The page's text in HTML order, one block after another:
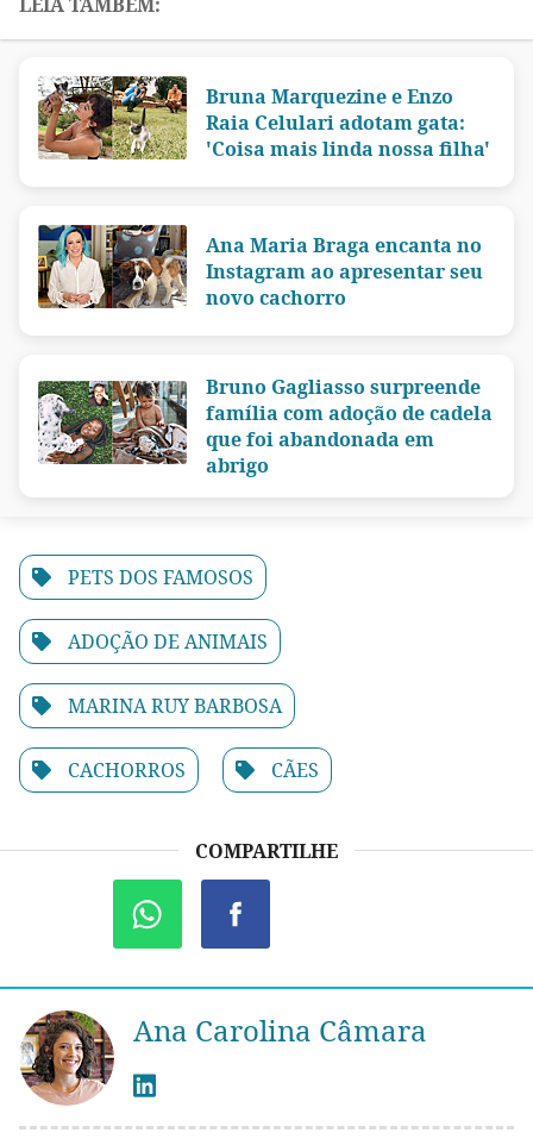
Bruna Marquezine e Enzo
Raia Celulari adotam gata:
'Coisa mais linda nossa filha'
Ana Maria Braga encanta no
Instagram ao apresentar seu
novo cachorro
Bruno Gagliasso surpreende
família com adoção de cadela
que foi abandonada em
abrigo
PETS DOS FAMOSOS
ADOÇÃO DE ANIMAIS
MARINA RUY BARBOSA
CACHORROS CÃES
COMPARTILHE
Ana Carolina Câmara